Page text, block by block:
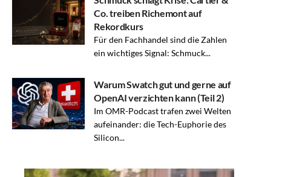
Co. treiben Richemont auf
Rekordkurs
Für den Fachhandel sind die Zahlen
ein wichtiges Signal: Schmuck...
Warum Swatch gut und gerne auf
OpenAI verzichten kann (Teil 2)
Im OMR-Podcast trafen zwei Welten
aufeinander: die Tech-Euphorie des
Silicon...